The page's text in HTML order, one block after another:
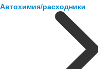
Автохимия/расходники